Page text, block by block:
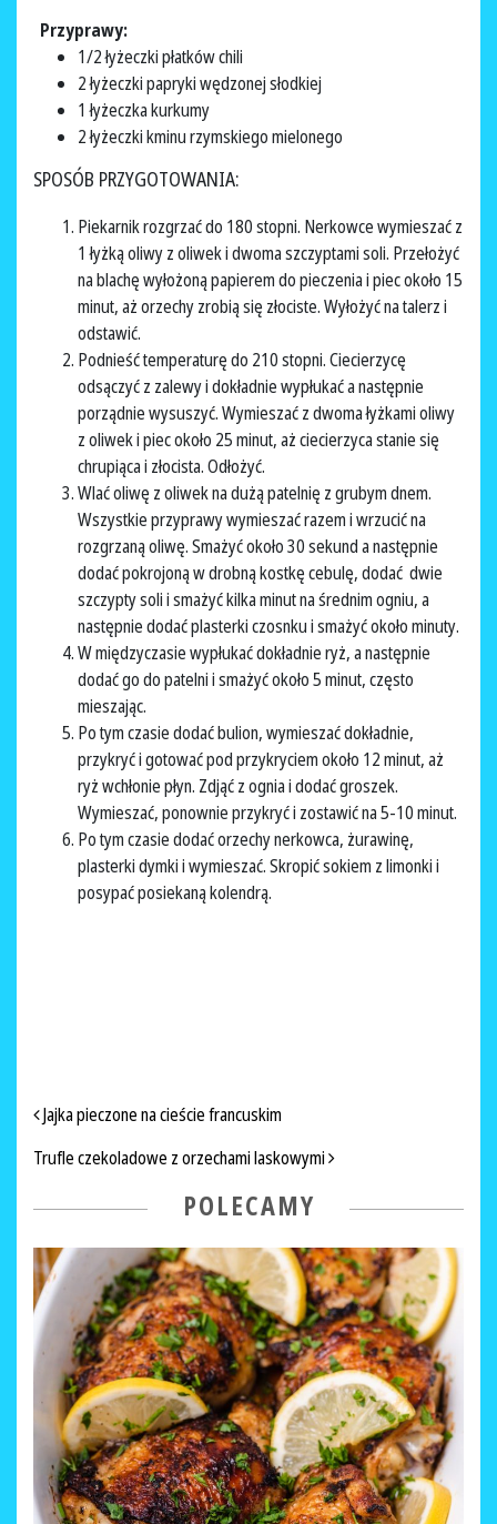
Przyprawy:
1/2 łyżeczki płatków chili
2 łyżeczki papryki wędzonej słodkiej
1 łyżeczka kurkumy
2 łyżeczki kminu rzymskiego mielonego
SPOSÓB PRZYGOTOWANIA:
Piekarnik rozgrzać do 180 stopni. Nerkowce wymieszać z
1 łyżką oliwy z oliwek i dwoma szczyptami soli. Przełożyć
na blachę wyłożoną papierem do pieczenia i piec około 15
minut, aż orzechy zrobią się złociste. Wyłożyć na talerz i
odstawić.
Podnieść temperaturę do 210 stopni. Ciecierzycę
odsączyć z zalewy i dokładnie wypłukać a następnie
porządnie wysuszyć. Wymieszać z dwoma łyżkami oliwy
z oliwek i piec około 25 minut, aż ciecierzyca stanie się
chrupiąca i złocista. Odłożyć.
Wlać oliwę z oliwek na dużą patelnię z grubym dnem.
Wszystkie przyprawy wymieszać razem i wrzucić na
rozgrzaną oliwę. Smażyć około 30 sekund a następnie
dodać pokrojoną w drobną kostkę cebulę, dodać dwie
szczypty soli i smażyć kilka minut na średnim ogniu, a
następnie dodać plasterki czosnku i smażyć około minuty.
W międzyczasie wypłukać dokładnie ryż, a następnie
dodać go do patelni i smażyć około 5 minut, często
mieszając.
Po tym czasie dodać bulion, wymieszać dokładnie,
przykryć i gotować pod przykryciem około 12 minut, aż
ryż wchłonie płyn. Zdjąć z ognia i dodać groszek.
Wymieszać, ponownie przykryć i zostawić na 5-10 minut.
Po tym czasie dodać orzechy nerkowca, żurawinę,
plasterki dymki i wymieszać. Skropić sokiem z limonki i
posypać posiekaną kolendrą.
NAWIGACJA PO ARTYKUŁACH
Jajka pieczone na cieście francuskim
Trufle czekoladowe z orzechami laskowymi
POLECAMY